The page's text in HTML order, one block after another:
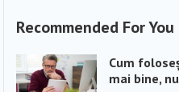
Recommended For You
Cum
mai bine,